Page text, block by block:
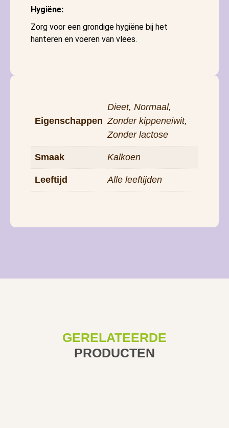
Hygiëne:
Zorg voor een grondige hygiëne bij het
hanteren en voeren van vlees.
Eigenschappen
Dieet, Normaal,
Zonder kippeneiwit,
Zonder lactose
Smaak Kalkoen
Leeftijd Alle leeftijden
GERELATEERDE
PRODUCTEN